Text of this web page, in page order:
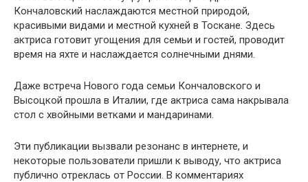
Кончаловский наслаждаются местной природой,
красивыми видами и местной кухней в Тоскане. Здесь
актриса готовит угощения для семьи и гостей, проводит
время на яхте и наслаждается солнечными днями.
Даже встреча Нового года семьи Кончаловского и
Высоцкой прошла в Италии, где актриса сама накрывала
стол с хвойными ветками и мандаринами.
Эти публикации вызвали резонанс в интернете, и
некоторые пользователи пришли к выводу, что актриса
публично отреклась от России. В комментариях